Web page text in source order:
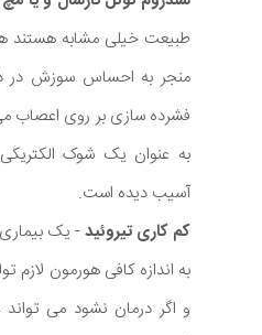
طبیعت خیلی مشابه هستند
منجر به احساس سوزش در
فشرده سازی بر روی اعصاب
به عنوان یک شوک
آسیب دیده است.
کم کاری تیروئید- یک
به اندازه کافی هورمون لازم
و اگر درمان نشود می